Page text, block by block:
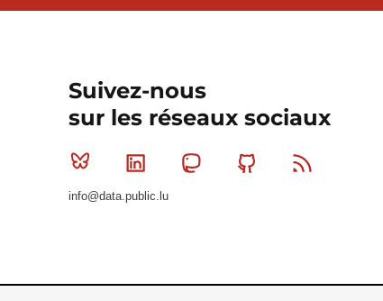
Suivez-nous
sur les réseaux sociaux
Bluesky Linkedin MastodonGithub
info@data.public.lu